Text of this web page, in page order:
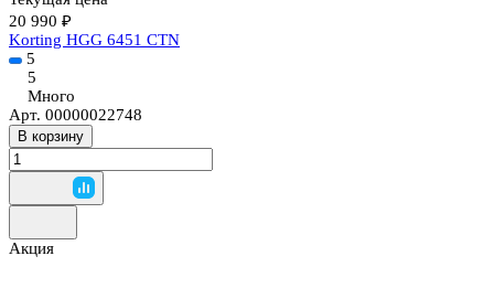
20 990 ₽
Korting HGG 6451 CTN
5
5
Много
Арт. 00000022748
В корзину
Акция